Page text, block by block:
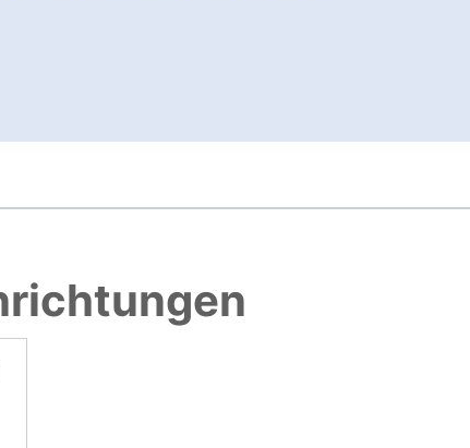
Link, öffnet neues Fenster